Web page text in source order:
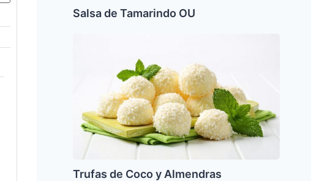
Salsa de Tamarindo OU
Almendras
Trufas de Coco y Almendras